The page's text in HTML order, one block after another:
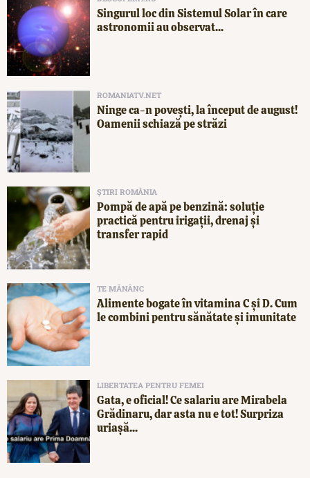
Singurul loc din Sistemul Solar în care
astronomii au observat...
ROMANIATV.NET
Ninge ca-n povești, la început de august!
Oamenii schiază pe străzi
ȘTIRI ROMÂNIA
Pompă de apă pe benzină: soluție
practică pentru irigații, drenaj și
transfer rapid
TE MĂNÂNC
Alimente bogate în vitamina C și D. Cum
le combini pentru sănătate și imunitate
LIBERTATEA PENTRU FEMEI
Gata, e oficial! Ce salariu are Mirabela
Grădinaru, dar asta nu e tot! Surpriza
uriașă...